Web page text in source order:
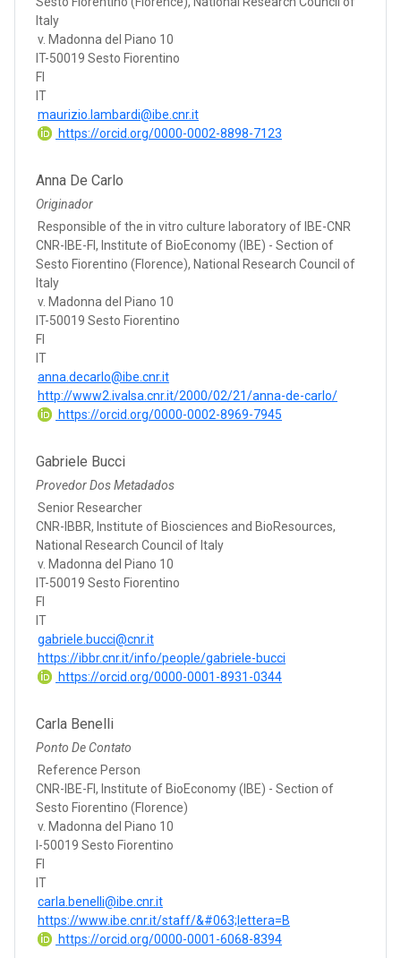
Italy
v. Madonna del Piano 10
IT-50019 Sesto Fiorentino
FI
IT
maurizio.lambardi@ibe.cnr.it
https://orcid.org/0000-0002-8898-7123
Anna De Carlo
Originador
Responsible of the in vitro culture laboratory of IBE-CNR
CNR-IBE-FI, Institute of BioEconomy (IBE) - Section of
Sesto Fiorentino (Florence), National Research Council of
Italy
v. Madonna del Piano 10
IT-50019 Sesto Fiorentino
FI
IT
anna.decarlo@ibe.cnr.it
http://www2.ivalsa.cnr.it/2000/02/21/anna-de-carlo/
https://orcid.org/0000-0002-8969-7945
Gabriele Bucci
Provedor Dos Metadados
Senior Researcher
CNR-IBBR, Institute of Biosciences and BioResources,
National Research Council of Italy
v. Madonna del Piano 10
IT-50019 Sesto Fiorentino
FI
IT
gabriele.bucci@cnr.it
https://ibbr.cnr.it/info/people/gabriele-bucci
https://orcid.org/0000-0001-8931-0344
Carla Benelli
Ponto De Contato
Reference Person
CNR-IBE-FI, Institute of BioEconomy (IBE) - Section of
Sesto Fiorentino (Florence)
v. Madonna del Piano 10
I-50019 Sesto Fiorentino
FI
IT
carla.benelli@ibe.cnr.it
https://www.ibe.cnr.it/staff/&#063;lettera=B
https://orcid.org/0000-0001-6068-8394